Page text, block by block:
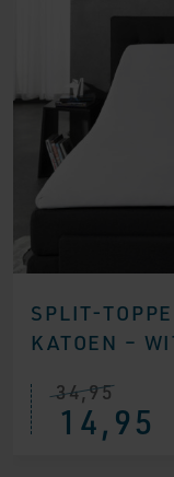
SPLIT-
KATOEN –
34,95
14,95